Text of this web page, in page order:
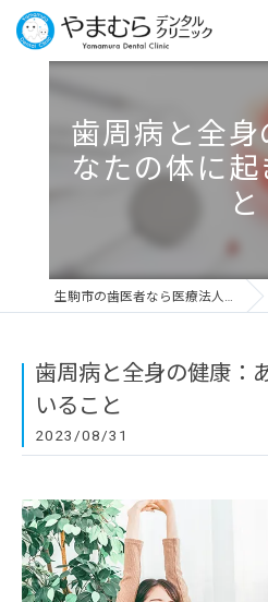
歯周病と全
なたの体に起
と
生駒市の歯医者なら医療法人愛千会 やまむらデンタルクリニック
歯周病と全身の健康：
いること
2023/08/31